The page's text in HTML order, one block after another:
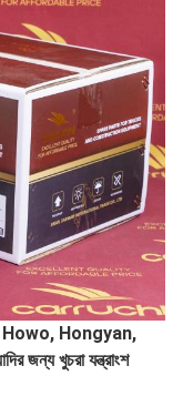
Hongyan,
খুচরা যন্ত্রাংশ